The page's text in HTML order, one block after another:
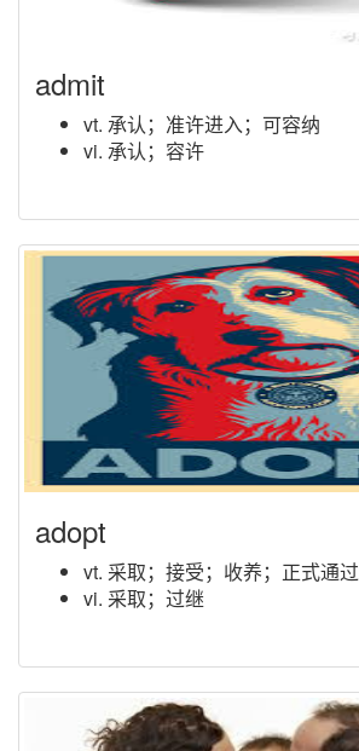
admit
vt. 承认；准许进入；可容纳
vi. 承认；容许
adopt
vt. 采取；接受；收养；正式通过
vi. 采取；过继